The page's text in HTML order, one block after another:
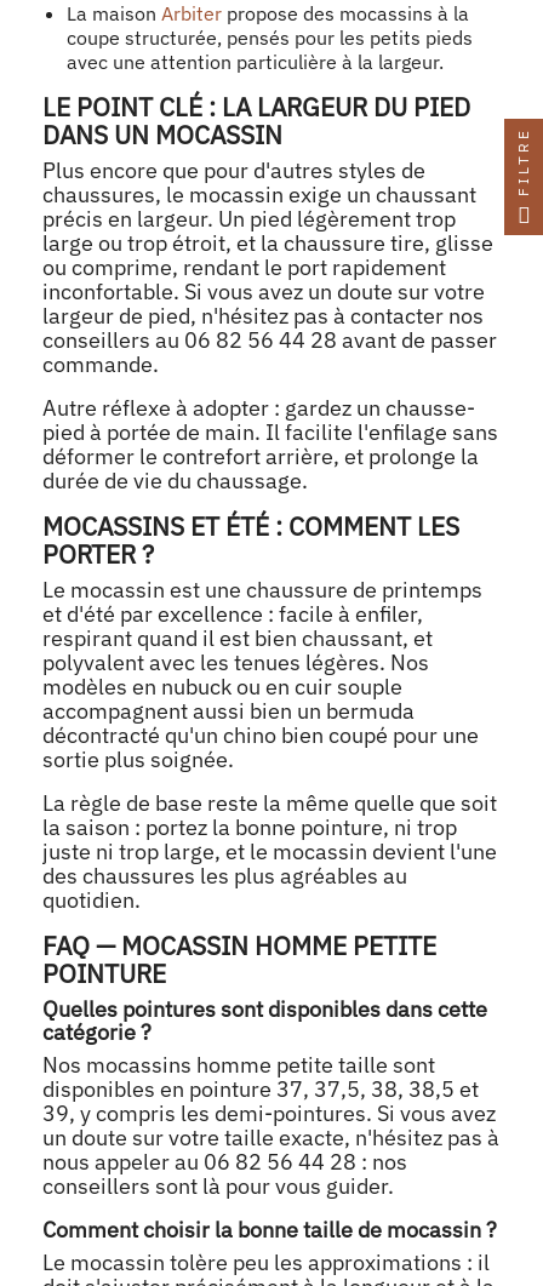
La maison Arbiter propose des mocassins à la
coupe structurée, pensés pour les petits pieds
avec une attention particulière à la largeur.
LE POINT CLÉ : LA LARGEUR DU PIED
DANS UN MOCASSIN
Plus encore que pour d'autres styles de
chaussures, le mocassin exige un chaussant
précis en largeur. Un pied légèrement trop
large ou trop étroit, et la chaussure tire, glisse
ou comprime, rendant le port rapidement
inconfortable. Si vous avez un doute sur votre
largeur de pied, n'hésitez pas à contacter nos
conseillers au 06 82 56 44 28 avant de passer
commande.
Autre réflexe à adopter : gardez un chausse-
pied à portée de main. Il facilite l'enfilage sans
déformer le contrefort arrière, et prolonge la
durée de vie du chaussage.
MOCASSINS ET ÉTÉ : COMMENT LES
PORTER ?
Le mocassin est une chaussure de printemps
et d'été par excellence : facile à enfiler,
respirant quand il est bien chaussant, et
polyvalent avec les tenues légères. Nos
modèles en nubuck ou en cuir souple
accompagnent aussi bien un bermuda
décontracté qu'un chino bien coupé pour une
sortie plus soignée.
La règle de base reste la même quelle que soit
la saison : portez la bonne pointure, ni trop
juste ni trop large, et le mocassin devient l'une
des chaussures les plus agréables au
quotidien.
FAQ — MOCASSIN HOMME PETITE
POINTURE
Quelles pointures sont disponibles dans cette
catégorie ?
Nos mocassins homme petite taille sont
disponibles en pointure 37, 37,5, 38, 38,5 et
39, y compris les demi-pointures. Si vous avez
un doute sur votre taille exacte, n'hésitez pas à
nous appeler au 06 82 56 44 28 : nos
conseillers sont là pour vous guider.
Comment choisir la bonne taille de mocassin ?
Le mocassin tolère peu les approximations : il
FILTRE